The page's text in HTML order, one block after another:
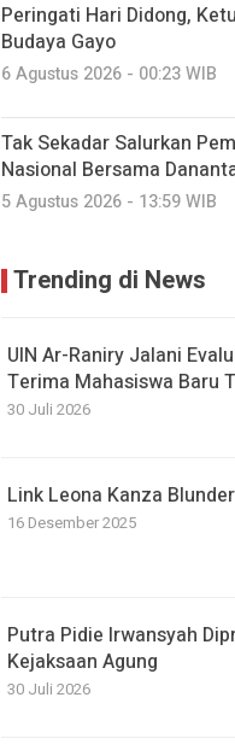
Peringati Hari Didong,
Budaya Gayo
6 Agustus 2026 - 00:23 WIB
Tak Sekadar Salurkan
Nasional Bersama
5 Agustus 2026 - 13:59 WIB
Trending di News
UIN Ar-Raniry Jalani
Terima Mahasiswa Baru
30 Juli 2026
Link Leona Kanza
16 Desember 2025
Putra Pidie Irwansyah
Kejaksaan Agung
30 Juli 2026